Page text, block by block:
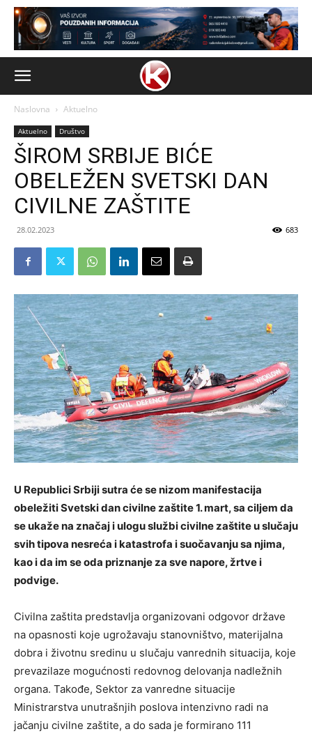
Naslovna Aktuelno
Aktuelno Društvo
ŠIROM SRBIJE BIĆE
OBELEŽEN SVETSKI DAN
CIVILNE ZAŠTITE
28.02.2023 683
U Republici Srbiji sutra će se nizom manifestacija
obeležiti Svetski dan civilne zaštite 1. mart, sa ciljem da
se ukaže na značaj i ulogu službi civilne zaštite u slučaju
svih tipova nesreća i katastrofa i suočavanju sa njima,
kao i da im se oda priznanje za sve napore, žrtve i
podvige.
Civilna zaštita predstavlja organizovani odgovor države
na opasnosti koje ugrožavaju stanovništvo, materijalna
dobra i životnu sredinu u slučaju vanrednih situacija, koje
prevazilaze mogućnosti redovnog delovanja nadležnih
organa. Takođe, Sektor za vanredne situacije
Ministrarstva unutrašnjih poslova intenzivno radi na
jačanju civilne zaštite, a do sada je formirano 111